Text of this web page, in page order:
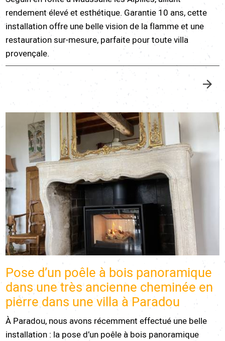
rendement élevé et esthétique. Garantie 10 ans, cette
installation offre une belle vision de la flamme et une
restauration sur-mesure, parfaite pour toute villa
provençale.
Pose d’un poêle à bois panoramique
dans une très ancienne cheminée en
pierre dans une villa à Paradou
À Paradou, nous avons récemment effectué une belle
installation : la pose d’un poêle à bois panoramique